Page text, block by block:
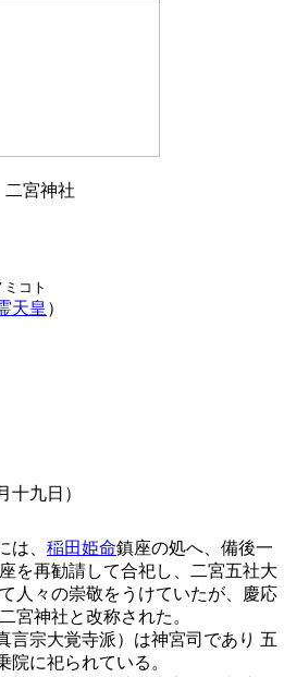
二宮神社
コト
天皇 ）
十九日）
は、 稲田姫命鎮座の処へ、備後一
を再勧請して合祀し、二宮五社大
人々の崇敬をうけていたが、慶応
宮神社と改称された。
言宗大覚寺派）は神宮司であり 五
院に祀られている。